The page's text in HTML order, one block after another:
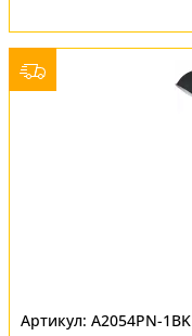
A2054PN-1BK